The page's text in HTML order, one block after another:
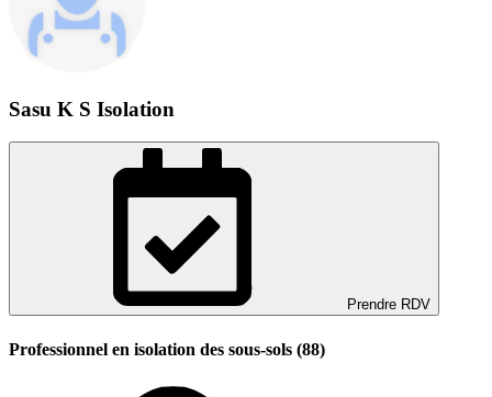
Sasu K S Isolation
Prendre RDV
Professionnel en isolation des sous-sols (88)